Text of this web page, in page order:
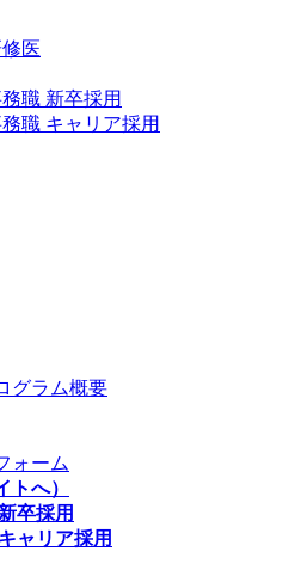
医
職 新卒採用
職 キャリア採用
グラム概要
ォーム
トへ）
卒採用
ャリア採用